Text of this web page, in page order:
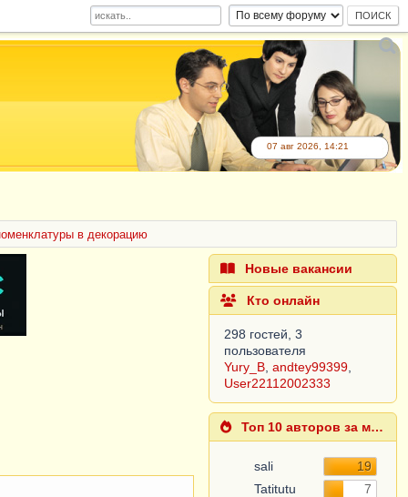
07 авг 2026, 14:21
в декорацию
Новые вакансии
Кто онлайн
298 гостей, 3
пользователя
Yury_B ,andtey99399
User22112002333
Топ 10 авторов за месяц
sali
19
Tatitutu
7